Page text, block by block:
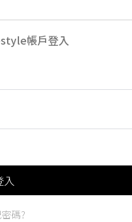
帳戶登入
入
碼?